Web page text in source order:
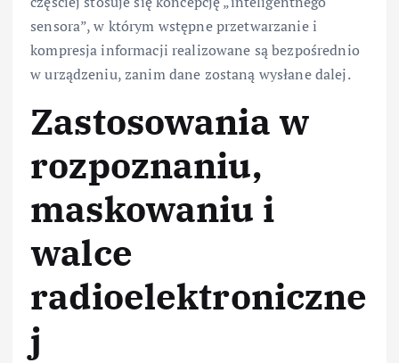
sensora”, w którym wstępne przetwarzanie i
kompresja informacji realizowane są bezpośrednio
w urządzeniu, zanim dane zostaną wysłane dalej.
Zastosowania w
rozpoznaniu,
maskowaniu i
walce
radioelektroniczne
j